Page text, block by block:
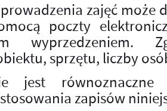
prowadzenia zajęć może
poczty
wyprzedzeniem.
sprzętu, liczby
jest
zapisów